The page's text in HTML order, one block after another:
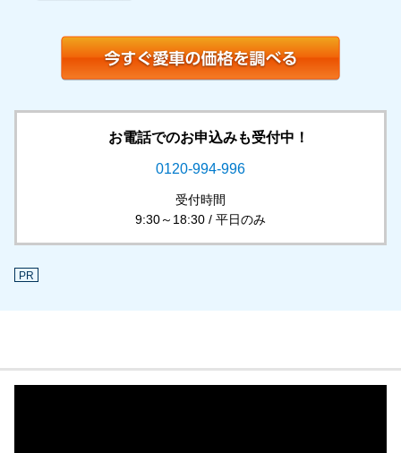
お電話でのお申込みも受付中！
0120-994-996
受付時間
9:30～18:30 / 平日のみ
PR